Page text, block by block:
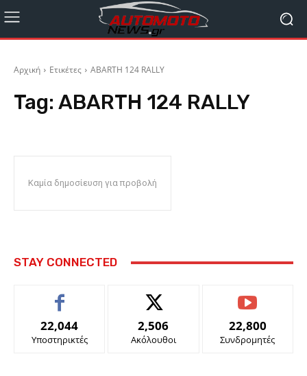
Αρχική Ετικέτες ABARTH 124 RALLY
Tag: ABARTH 124 RALLY
Καμία δημοσίευση για προβολή
STAY CONNECTED
22,044
Υποστηρικτές
2,506
Ακόλουθοι
22,800
Συνδρομητές